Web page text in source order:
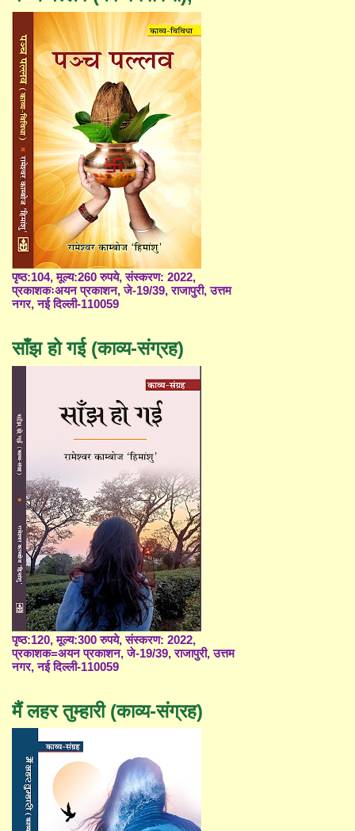
पृष्ठ:104, मूल्य:260 रुपये, संस्करण: 2022,
प्रकाशकःअयन प्रकाशन, जे-19/39, राजापुरी, उत्तम
नगर, नई दिल्ली-110059
साँझ हो गई (काव्य-संग्रह)
पृष्ठ:120, मूल्य:300 रुपये, संस्करण: 2022,
प्रकाशक=अयन प्रकाशन, जे-19/39, राजापुरी, उत्तम
नगर, नई दिल्ली-110059
मैं लहर तुम्हारी (काव्य-संग्रह)